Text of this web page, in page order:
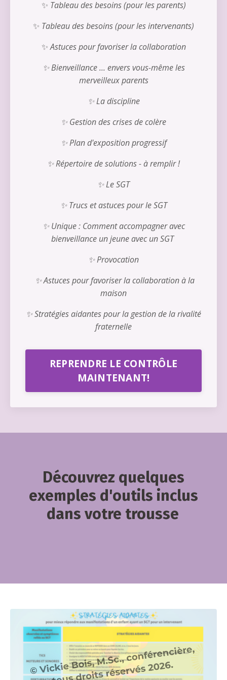
✨ Tableau des besoins (pour les parents)
✨ Tableau des besoins (pour les intervenants)
✨Astuces pour favoriser la collaboration
✨ Bienveillance ... envers vous-même les
merveilleux parents
✨ La discipline
✨ Gestion des crises de colère
✨ Plan d'exposition progressif
✨ Répertoire de solutions - à remplir !
✨ Le SGT
✨ Trucs et astuces pour le SGT
✨ Unique : Comment accompagner avec
bienveillance un jeune avec un SGT
✨ Provocation
✨ Astuces pour favoriser la collaboration à la
maison
✨ Stratégies aidantes pour la gestion de la rivalité
fraternelle
REPRENDRE LE CONTRÔLE
MAINTENANT!
Découvrez quelques
exemples d'outils inclus
dans votre trousse